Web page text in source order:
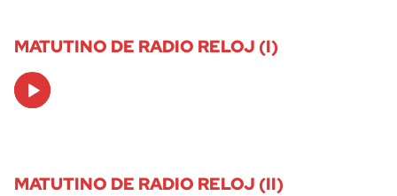
MATUTINO DE RADIO RELOJ (I)
Audio
Player
MATUTINO DE RADIO RELOJ (II)